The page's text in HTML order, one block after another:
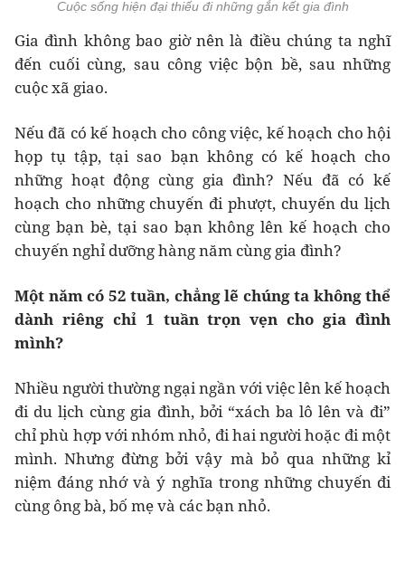
Cuộc sống hiện đại thiếu đi những gắn kết gia đình
Gia đình không bao giờ nên là điều chúng ta nghĩ
đến cuối cùng, sau công việc bộn bề, sau những
cuộc xã giao.
Nếu đã có kế hoạch cho công việc, kế hoạch cho hội
họp tụ tập, tại sao bạn không có kế hoạch cho
những hoạt động cùng gia đình? Nếu đã có kế
hoạch cho những chuyến đi phượt, chuyến du lịch
cùng bạn bè, tại sao bạn không lên kế hoạch cho
chuyến nghỉ dưỡng hàng năm cùng gia đình?
Một năm có 52 tuần, chẳng lẽ chúng ta không thể
dành riêng chỉ 1 tuần trọn vẹn cho gia đình
mình?
Nhiều người thường ngại ngần với việc lên kế hoạch
đi du lịch cùng gia đình, bởi “xách ba lô lên và đi”
chỉ phù hợp với nhóm nhỏ, đi hai người hoặc đi một
mình. Nhưng đừng bởi vậy mà bỏ qua những kỉ
niệm đáng nhớ và ý nghĩa trong những chuyến đi
cùng ông bà, bố mẹ và các bạn nhỏ.